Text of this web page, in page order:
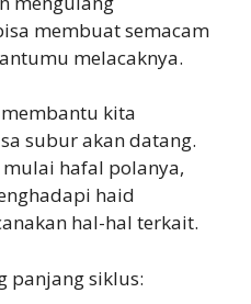
membuat semacam
melacaknya.
kita
subur akan datang.
hafal polanya,
haid
hal-hal terkait.
panjang siklus: